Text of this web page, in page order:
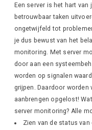
Een server is het hart
betrouwbaar taken
ongetwijfeld tot
je dus bewust van het
monitoring. Met server
door aan een
worden op signalen
grijpen. Daardoor
aanbrengen opgelost!
server monitoring? Alle
Zien van de status van